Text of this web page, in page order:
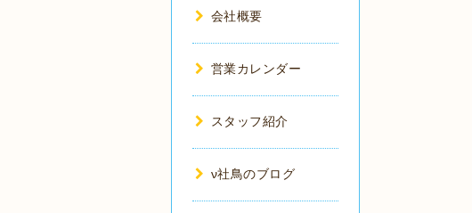
会社概要
営業カレンダー
スタッフ紹介
ν社鳥のブログ